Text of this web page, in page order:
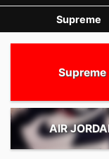
Supreme
Supreme
AIR